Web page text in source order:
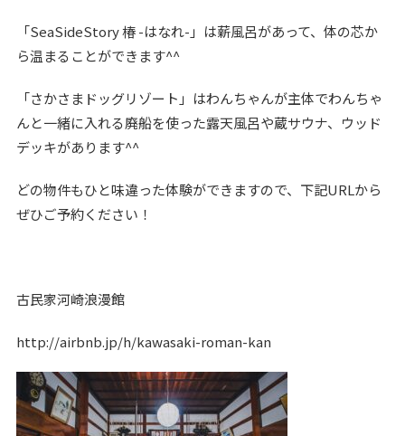
「SeaSideStory 椿 -はなれ-」は薪風呂があって、体の芯か
ら温まることができます^^
「さかさまドッグリゾート」はわんちゃんが主体でわんちゃ
んと一緒に入れる廃船を使った露天風呂や蔵サウナ、ウッド
デッキがあります^^
どの物件もひと味違った体験ができますので、下記URLから
ぜひご予約ください！
古民家河崎浪漫館
http://airbnb.jp/h/kawasaki-roman-kan